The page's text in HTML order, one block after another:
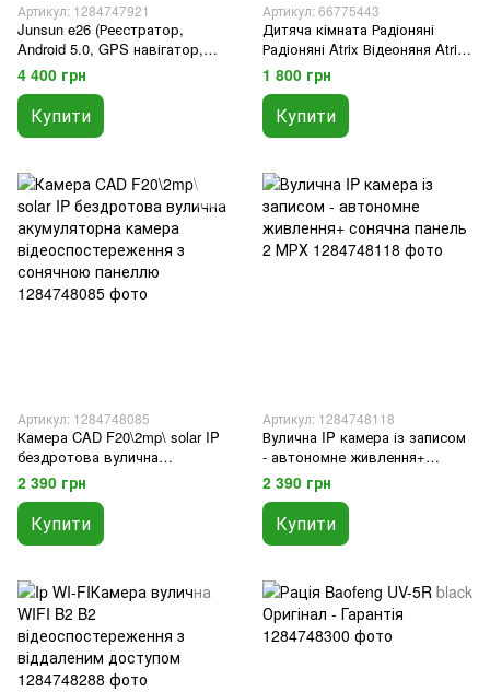
Артикул: 1284747921
Junsun e26 (Реєстратор,
Android 5.0, GPS навігатор,
камера заднього виду )
4 400 грн
Купити
Артикул: 66775443
Дитяча кімната Радіоняні
Радіоняні Atrix Відеоняня Atrix
Baby Supervision VB601 Біла
1 800 грн
Купити
Артикул: 1284748085
Камера CAD F20\2mp\ solar IP
бездротова вулична
акумуляторна камера
відеоспостереження з
сонячною панеллю
2 390 грн
Купити
Артикул: 1284748118
Вулична IP камера із записом
- автономне живлення+
сонячна панель 2 МРХ
2 390 грн
Купити